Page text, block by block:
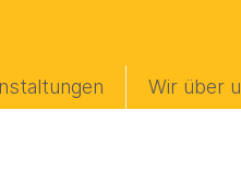
Wir über